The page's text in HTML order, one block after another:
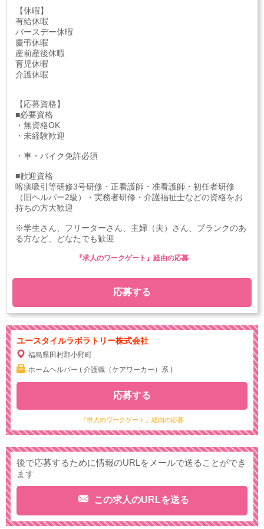
【休暇】
有給休暇
バースデー休暇
慶弔休暇
産前産後休暇
育児休暇
介護休暇
【応募資格】
■必要資格
・無資格OK
・未経験歓迎
・車・バイク免許必須
■歓迎資格
喀痰吸引等研修3号研修・正看護師・准看護師・初任者研修
（旧ヘルパー2級）・実務者研修・介護福祉士などの資格をお
持ちの方大歓迎
※学生さん、フリーターさん、主婦（夫）さん、ブランクのあ
る方など、どなたでも歓迎
応募する
『求人のワークゲート』経由の応募
ユースタイルラボラトリー株式会社
福島県田村郡小野町
ホームヘルパー ( 介護職（ケアワーカー）系 )
『求人のワークゲート』経由の応募
応募する
後で応募するために情報のURLをメールで送ることができ
ます
この求人のURLを送る